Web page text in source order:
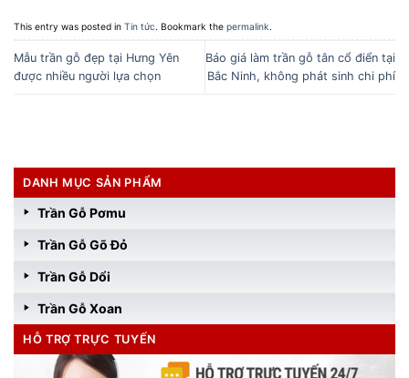
This entry was posted in Tin tức. Bookmark the permalink.
Mẫu trần gỗ đẹp tại Hưng Yên
được nhiều người lựa chọn
Báo giá làm trần gỗ tân cổ điển tại
Bắc Ninh, không phát sinh chi phí
DANH MỤC SẢN PHẨM
Trần Gỗ Pơmu
Trần Gỗ Gõ Đỏ
Trần Gỗ Dổi
Trần Gỗ Xoan
HỖ TRỢ TRỰC TUYẾN